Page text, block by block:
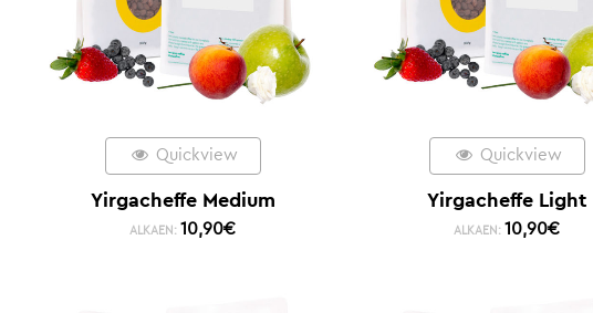
Quickview
Yirgacheffe Medium
ALKAEN: 10,90€
Quickview
Yirgacheffe Light
ALKAEN: 10,90€